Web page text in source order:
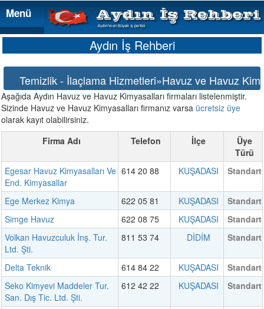
Menü
Menü
Aydın İş Rehberi
Temizlik - İlaçlama Hizmetleri»Havuz ve Havuz
Aşağıda Aydın Havuz ve Havuz Kimyasalları firmaları listelenmiştir.
Sizinde Havuz ve Havuz Kimyasalları firmanız varsa ücretsiz üye
olarak kayıt olabilirsiniz.
Firma Adı
Telefon İlçe
Üye
Türü
Egesar Havuz Kimyasalları Ve
End. Kimyasallar
614 20 88 KUŞADASI Standart
Ege Merkez Kimya 622 05 81 KUŞADASI
Standart
Simge Havuz
622 08 75 KUŞADASI
Standart
Volkan Havuzculuk İnş. Tur.
Ltd. Şti.
811 53 74 DİDİM Standart
Delta Teknik 614 84 22 KUŞADASI
Standart
Seko Kimyevi Maddeler Tur.
San. Dış Tic. Ltd. Şti.
612 42 22 KUŞADASI Standart